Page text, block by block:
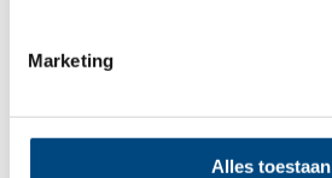
Marketing
Alles toestaan
De Plan route